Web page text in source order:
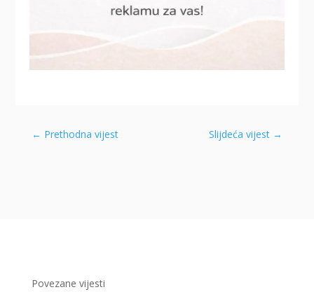
← Prethodna vijest Slijdeća vijest →
Povezane vijesti